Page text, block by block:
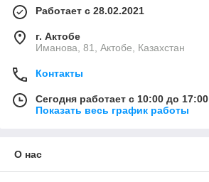
Работает с 28.02.2021
г. Актобе
Иманова, 81, Актобе, Казахстан
Контакты
Сегодня работает с 10:00 до 17:00
Показать весь график работы
О нас